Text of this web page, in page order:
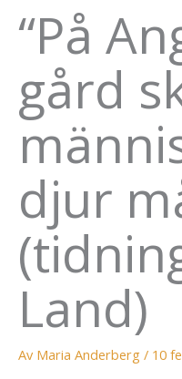
“På
gård
djur
Land)
Av Maria Anderberg / 10